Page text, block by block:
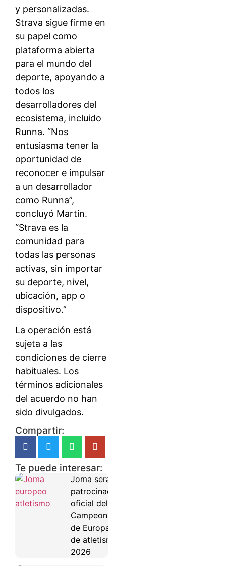
y personalizadas.
Strava sigue firme en
su papel como
plataforma abierta
para el mundo del
deporte, apoyando a
todos los
desarrolladores del
ecosistema, incluido
Runna. “Nos
entusiasma tener la
oportunidad de
reconocer e impulsar
a un desarrollador
como Runna”,
concluyó Martin.
“Strava es la
comunidad para
todas las personas
activas, sin importar
su deporte, nivel,
ubicación, app o
dispositivo.”
La operación está
sujeta a las
condiciones de cierre
habituales. Los
términos adicionales
del acuerdo no han
sido divulgados.
Compartir:
Te puede interesar:
Joma será
patrocinador
oficial del
Campeonato
de Europa
de atletismo
2026